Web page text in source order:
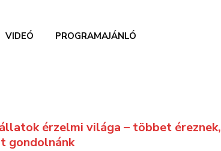
VIDEÓ PROGRAMAJÁNLÓ
érzelmi világa – többet éreznek,
gondolnánk